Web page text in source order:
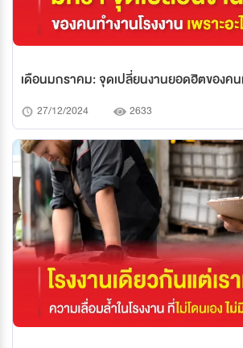
เดือนมกราคม: จุดเปลี่ยนงานยอดฮิตของคน
27/12/2024 2633